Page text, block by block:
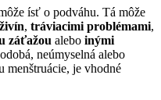
ísť o podváhu. Tá môže
, tráviacimi problémami,
záťažou alebo inými
neúmyselná alebo
menštruácie, je vhodné